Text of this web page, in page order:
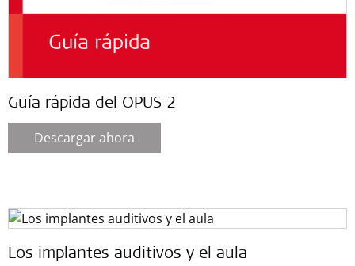
Guía rápida del OPUS 2
Descargar ahora
Los implantes auditivos y el aula